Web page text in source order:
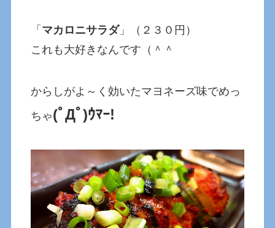
「 マカロニサラダ」（２３０円）
これも大好きなんです（＾＾
からしがよ～く効いたマヨネーズ味でめっ
ちゃ(ﾟДﾟ)ｳﾏｰ!